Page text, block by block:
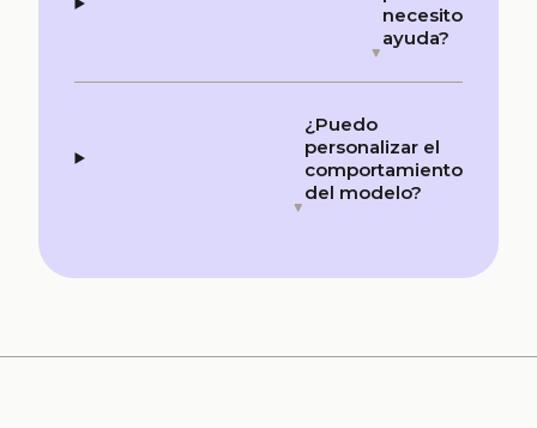
necesito
ayuda?
¿Puedo
personalizar el
comportamiento
del modelo?